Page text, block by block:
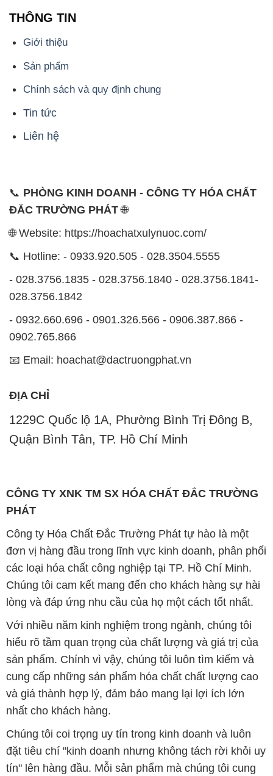
THÔNG TIN
Giới thiệu
Sản phẩm
Chính sách và quy định chung
Tin tức
Liên hệ
📞 PHÒNG KINH DOANH - CÔNG TY HÓA CHẤT
ĐẮC TRƯỜNG PHÁT🌐
🌐 Website: https://hoachatxulynuoc.com/
📞 Hotline: - 0933.920.505 - 028.3504.5555
- 028.3756.1835 - 028.3756.1840 - 028.3756.1841-
028.3756.1842
- 0932.660.696 - 0901.326.566 - 0906.387.866 -
0902.765.866
📧 Email: hoachat@dactruongphat.vn
ĐỊA CHỈ
1229C Quốc lộ 1A, Phường Bình Trị Đông B,
Quận Bình Tân, TP. Hồ Chí Minh
CÔNG TY XNK TM SX HÓA CHẤT ĐẮC TRƯỜNG
PHÁT
Công ty Hóa Chất Đắc Trường Phát tự hào là một
đơn vị hàng đầu trong lĩnh vực kinh doanh, phân phối
các loại hóa chất công nghiệp tại TP. Hồ Chí Minh.
Chúng tôi cam kết mang đến cho khách hàng sự hài
lòng và đáp ứng nhu cầu của họ một cách tốt nhất.
Với nhiều năm kinh nghiệm trong ngành, chúng tôi
hiểu rõ tầm quan trọng của chất lượng và giá trị của
sản phẩm. Chính vì vậy, chúng tôi luôn tìm kiếm và
cung cấp những sản phẩm hóa chất chất lượng cao
và giá thành hợp lý, đảm bảo mang lại lợi ích lớn
nhất cho khách hàng.
Chúng tôi coi trọng uy tín trong kinh doanh và luôn
đặt tiêu chí "kinh doanh nhưng không tách rời khỏi uy
tín" lên hàng đầu. Mỗi sản phẩm mà chúng tôi cung